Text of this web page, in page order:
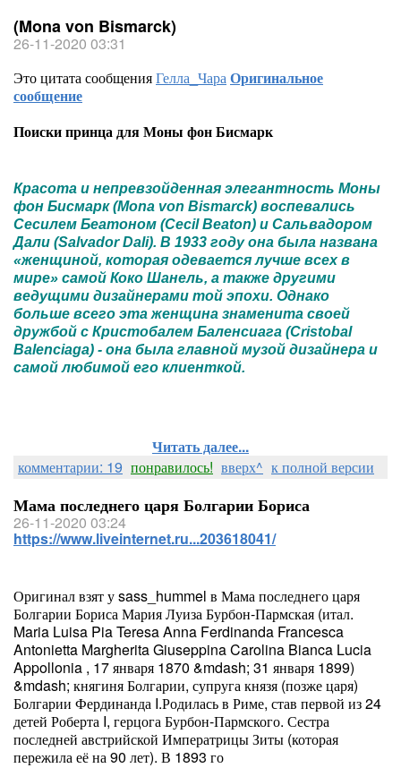
(Mona von Bismarck)
26-11-2020 03:31
Это цитата сообщенияГелла_ЧараОригинальное
сообщение
Поиски принца для Моны фон Бисмарк
Красота и непревзойденная элегантность Моны
фон Бисмарк (Mona von Bismarck) воспевались
Сесилем Беатоном (Cecil Beaton) и Сальвадором
Дали (Salvador Dali). В 1933 году она была названа
«женщиной, которая одевается лучше всех в
мире» самой Коко Шанель, а также другими
ведущими дизайнерами той эпохи. Однако
больше всего эта женщина знаменита своей
дружбой с Кристобалем Баленсиага (Cristobal
Balenciaga) - она была главной музой дизайнера и
самой любимой его клиенткой.
Читать далее...
комментарии: 19 понравилось! вверх^ к полной версии
Мама последнего царя Болгарии Бориса
26-11-2020 03:24
https://www.liveinternet.ru...203618041/
Оригинал взят у sass_hummel в Мама последнего царя
Болгарии Бориса Мария Луиза Бурбон-Пармская (итал.
Maria Luisa Pia Teresa Anna Ferdinanda Francesca
Antonietta Margherita Giuseppina Carolina Bianca Lucia
Appollonia , 17 января 1870 &mdash; 31 января 1899)
&mdash; княгиня Болгарии, супруга князя (позже царя)
Болгарии Фердинанда I.Родилась в Риме, став первой из 24
детей Роберта I, герцога Бурбон-Пармского. Сестра
последней австрийской Императрицы Зиты (которая
пережила её на 90 лет). В 1893 го